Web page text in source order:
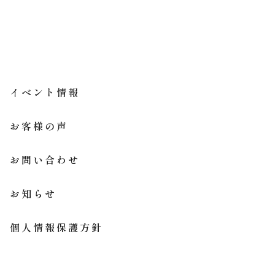
イベント情報
お客様の声
お問い合わせ
お知らせ
個人情報保護方針